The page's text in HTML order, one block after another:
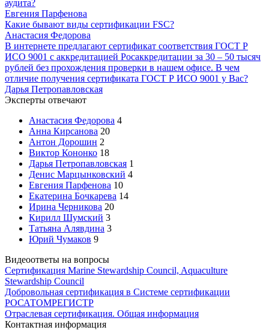
аудита?
Евгения Парфенова
Какие бывают виды сертификации FSC?
Анастасия Федорова
В интернете предлагают сертификат соответствия ГОСТ Р
ИСО 9001 с аккредитацией Росаккредитации за 30 – 50 тысяч
рублей без прохождения проверки в нашем офисе. В чем
отличие получения сертификата ГОСТ Р ИСО 9001 у Вас?
Дарья Петропавловская
Эксперты отвечают
Анастасия Федорова 4
Анна Кирсанова 20
Антон Дорошин 2
Виктор Кононко 18
Дарья Петропавловская 1
Денис Марцынковский 4
Евгения Парфенова 10
Екатерина Бочкарева 14
Ирина Черникова 20
Кирилл Шумский 3
Татьяна Алявдина 3
Юрий Чумаков 9
Видеоответы на вопросы
Сертификация Marine Stewardship Council, Aquaculture
Stewardship Council
Добровольная сертификация в Системе сертификации
РОСАТОМРЕГИСТР
Отраслевая сертификация. Общая информация
Контактная информация